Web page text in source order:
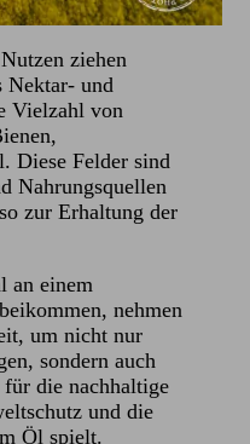
ziehen
Nektar- und
Vielzahl von
Diese Felder sind
Nahrungsquellen
zur Erhaltung der
an einem
nehmen
um nicht nur
sondern auch
die nachhaltige
und die
Öl spielt.